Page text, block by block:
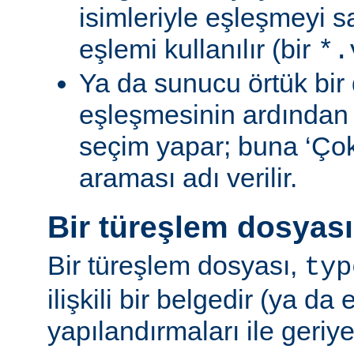
isimleriyle eşleşmeyi
eşlemi kullanılır (bir
Ya da sunucu örtük bir
eşleşmesinin
seçim yapar; buna
araması adı verilir.
Bir türeşlem
Bir türeşlem dosyası,
ilişkili bir belgedir (ya da
yapılandırmaları ile